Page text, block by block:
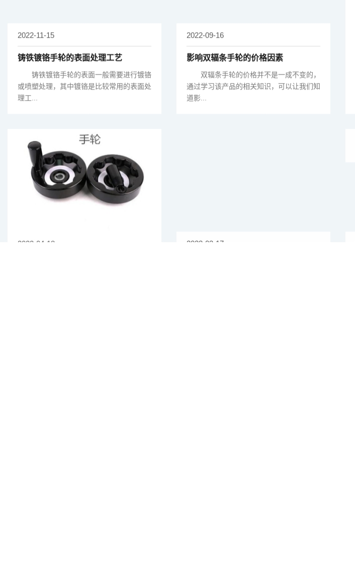
2022-11-15
铸铁镀铬手轮的表面处理工艺
铸铁镀铬手轮的表面一般需要进行镀铬
或喷塑处理，其中镀铬是比较常用的表面处
理工...
2022-09-16
影响双辐条手轮的价格因素
双辐条手轮的价格并不是一成不变的，
通过学习该产品的相关知识，可以让我们知
道影...
2022-04-18 2022-03-17